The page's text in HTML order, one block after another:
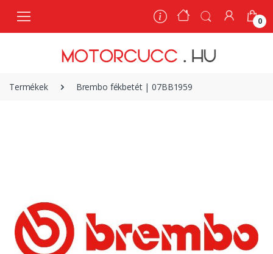
0
Termékek Brembo fékbetét | 07BB1959
0